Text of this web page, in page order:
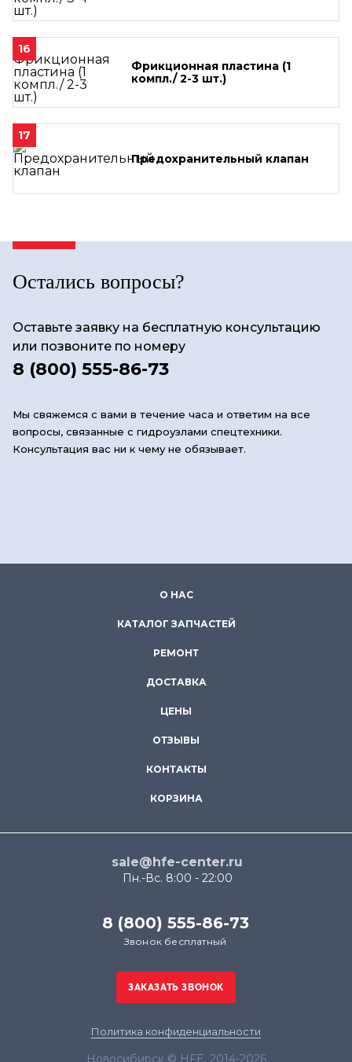
16
Фрикционная пластина (1
компл./ 2-3 шт.)
17
Предохранительный клапан
Остались вопросы?
Оставьте заявку на бесплатную консультацию
или позвоните по номеру
8 (800) 555-86-73
Мы свяжемся с вами в течение часа и ответим на все
вопросы, связанные с гидроузлами спецтехники.
Консультация вас ни к чему не обязывает.
О НАС
КАТАЛОГ ЗАПЧАСТЕЙ
РЕМОНТ
ДОСТАВКА
ЦЕНЫ
ОТЗЫВЫ
КОНТАКТЫ
КОРЗИНА
sale@hfe-center.ru
Пн.-Вс. 8:00 - 22:00
8 (800) 555-86-73
Звонок бесплатный
Политика конфиденциальности
Новосибирск © HFE, 2014-2026